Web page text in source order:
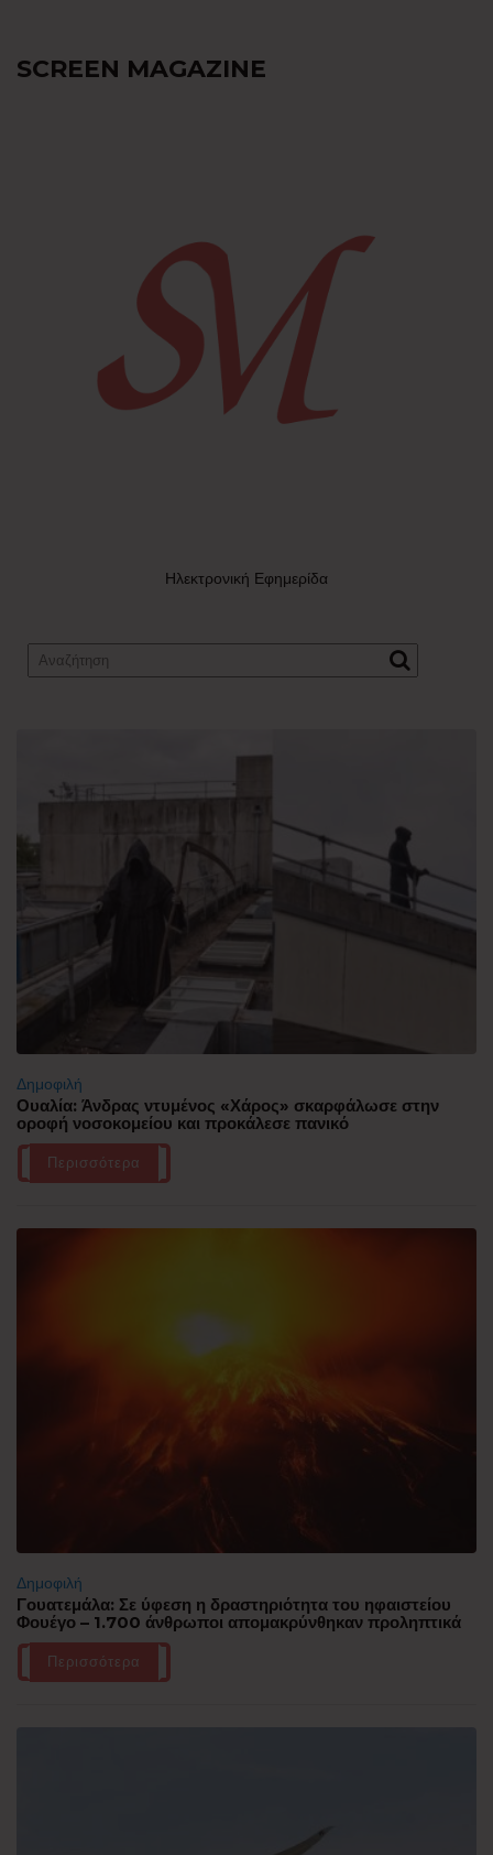
SCREEN MAGAZINE
Ηλεκτρονική Εφημερίδα
Δημοφιλή
Ουαλία: Άνδρας ντυμένος «Χάρος» σκαρφάλωσε στην
οροφή νοσοκομείου και προκάλεσε πανικό
Περισσότερα
Δημοφιλή
Γουατεμάλα: Σε ύφεση η δραστηριότητα του ηφαιστείου
Φουέγο – 1.700 άνθρωποι απομακρύνθηκαν προληπτικά
Περισσότερα